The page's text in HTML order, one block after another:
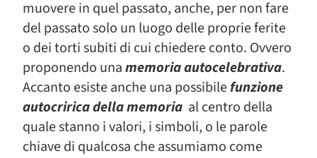
muovere in quel passato, anche, per non fare
del passato solo un luogo delle proprie ferite
o dei torti subiti di cui chiedere conto. Ovvero
proponendo unamemoria autocelebrativa.
Accanto esiste anche una possibilefunzione
autocririca della memoria al centro della
quale stanno i valori, i simboli, o le parole
chiave di qualcosa che assumiamo come